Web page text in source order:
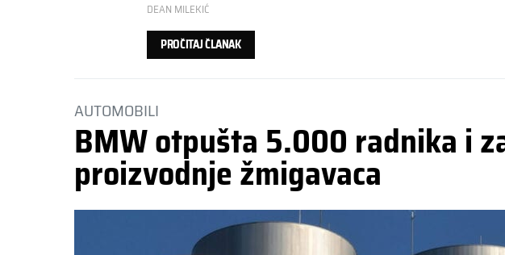
DEAN MILEKIĆ
PROČITAJ ČLANAK
AUTOMOBILI
BMW otpušta 5.000 radnika i
proizvodnje žmigavaca